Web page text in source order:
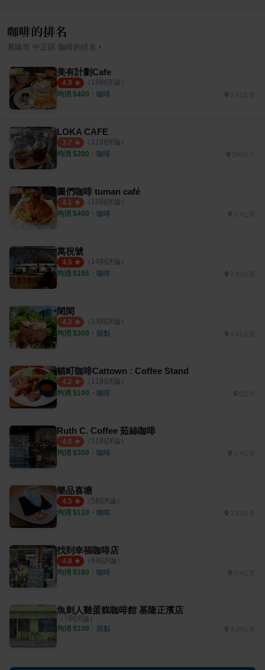
咖啡的排名
基隆市 中正區 咖啡 的排名 ›
美有計劃Cafe
4.9 （ 19則評論）
均消 $400 ・ 咖啡 3.41公里
LOKA CAFE
3.7 （ 11則評論）
均消 $200 ・ 咖啡
圖們咖啡 tuman café
4.1 （ 18則評論）
均消 $400 ・ 咖啡 3.4公里
萬祝號
4.5 （ 14則評論）
均消 $185 ・ 咖啡
閑閑
4.3 （ 13則評論）
均消 $300 ・ 甜點 3.51公里
貓町咖啡Cattown : Coffee Stand
4.2 （ 11則評論）
均消 $100 ・ 咖啡
Ruth C. Coffee 茹絲咖啡
4.0 （ 11則評論）
均消 $300 ・ 咖啡 3.4公里
樂品喜塘
4.5 （ 5則評論）
均消 $110 ・ 咖啡
找到幸福咖啡店
4.8 （ 6則評論）
均消 $180 ・ 咖啡 3.4公里
魚刺人雞蛋糕咖啡館 基隆正濱店
（ 7則評論）
均消 $100 ・ 甜點